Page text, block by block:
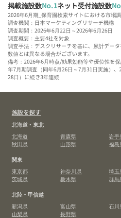
掲載施設数No.1ネット受付施設数
2026年6月期_保育園検索サイトにおける市場
調査機関：日本マーケティングリサーチ機構
調査期間：2026年6月22日～2026年6月26日
調査概要：主要4社を対象
調査手法：デスクリサーチを基に、累計デー
数値とは異なる場合がございます。
備考：2026年6月時点/効果効能等や優位性を
年7月期調査（同年6月26日～7月31日実施）
28日）に続き3年連続
施設を探す
北海道・東北
北海道
青森県 岩手
秋田県
山形県
福島
関東
東京都
神奈川県 埼玉
茨城県
栃木県
群馬
北陸・甲信越
新潟県
富山県 石川
山梨県
長野県